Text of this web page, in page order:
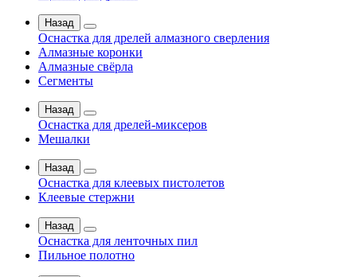
Назад
Оснастка для дрелей алмазного сверления
Алмазные коронки
Алмазные свёрла
Сегменты
Назад
Оснастка для дрелей-миксеров
Мешалки
Назад
Оснастка для клеевых пистолетов
Клеевые стержни
Назад
Оснастка для ленточных пил
Пильное полотно